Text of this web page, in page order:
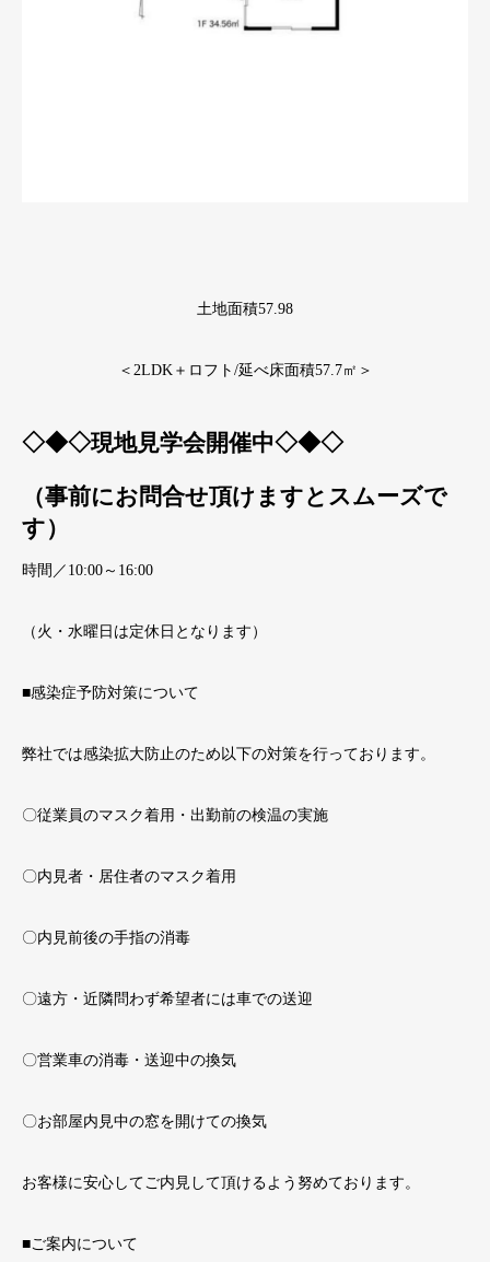
土地面積57.98
＜2LDK＋ロフト/延べ床面積57.7㎡＞
◇◆◇現地見学会開催中◇◆◇
（事前にお問合せ頂けますとスムーズで
す）
時間／10:00～16:00
（火・水曜日は定休日となります）
■感染症予防対策について
弊社では感染拡大防止のため以下の対策を行っております。
〇従業員のマスク着用・出勤前の検温の実施
〇内見者・居住者のマスク着用
〇内見前後の手指の消毒
〇遠方・近隣問わず希望者には車での送迎
〇営業車の消毒・送迎中の換気
〇お部屋内見中の窓を開けての換気
お客様に安心してご内見して頂けるよう努めております。
■ご案内について